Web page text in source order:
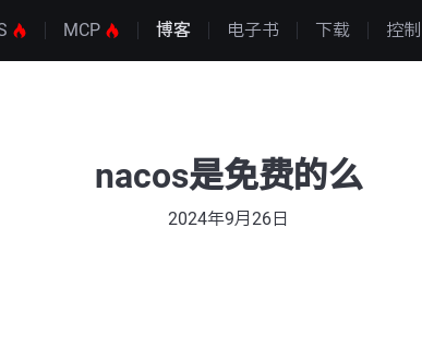
MCP 博客 电子书 下载 控
nacos是免费的么
2024年9月26日